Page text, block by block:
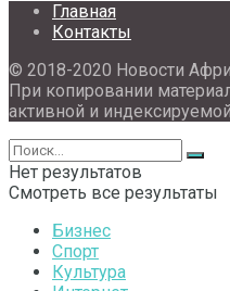
Главная
Контакты
© 2018-2020 Новости
При копировании
активной и
Нет результатов
Смотреть все результаты
Бизнес
Спорт
Культура